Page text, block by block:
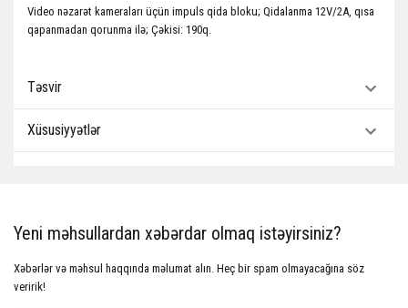
Video nəzarət kameraları üçün impuls qida bloku; Qidalanma 12V/2A, qısa
qapanmadan qorunma ilə; Çəkisi: 190q.
Təsvir
Xüsusiyyətlər
Yeni məhsullardan xəbərdar olmaq istəyirsiniz?
Xəbərlər və məhsul haqqında məlumat alın. Heç bir spam olmayacağına söz
veririk!